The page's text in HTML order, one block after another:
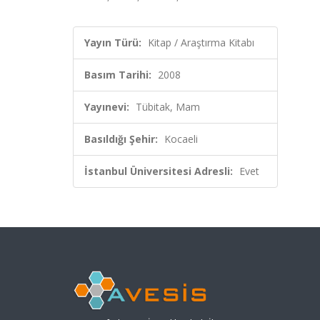
Yayın Türü: Kitap / Araştırma Kitabı
Basım Tarihi: 2008
Yayınevi: Tübitak, Mam
Basıldığı Şehir: Kocaeli
İstanbul Üniversitesi Adresli: Evet